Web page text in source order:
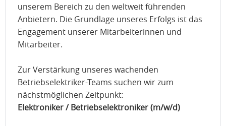
unserem Bereich zu den weltweit führenden
Anbietern. Die Grundlage unseres Erfolgs ist das
Engagement unserer Mitarbeiterinnen und
Mitarbeiter.
Zur Verstärkung unseres wachenden
Betriebselektriker-Teams suchen wir zum
nächstmöglichen Zeitpunkt:
Elektroniker / Betriebselektroniker (m/w/d)